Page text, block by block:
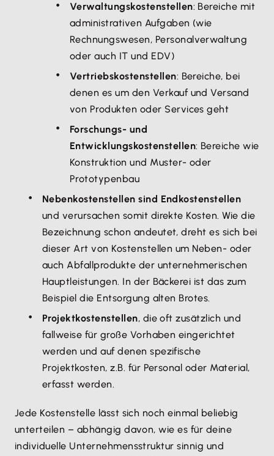
Verwaltungskostenstellen: Bereiche mit
administrativen Aufgaben (wie
Rechnungswesen, Personalverwaltung
oder auch IT und EDV)
Vertriebskostenstellen: Bereiche, bei
denen es um den Verkauf und Versand
von Produkten oder Services geht
Forschungs- und
Entwicklungskostenstellen: Bereiche wie
Konstruktion und Muster- oder
Prototypenbau
Nebenkostenstellen sind Endkostenstellen
und verursachen somit direkte Kosten. Wie die
Bezeichnung schon andeutet, dreht es sich bei
dieser Art von Kostenstellen um Neben- oder
auch Abfallprodukte der unternehmerischen
Hauptleistungen. In der Bäckerei ist das zum
Beispiel die Entsorgung alten Brotes.
Projektkostenstellen, die oft zusätzlich und
fallweise für große Vorhaben eingerichtet
werden und auf denen spezifische
Projektkosten, z.B. für Personal oder Material,
erfasst werden.
Jede Kostenstelle lässt sich noch einmal beliebig
unterteilen – abhängig davon, wie es für deine
individuelle Unternehmensstruktur sinnig und